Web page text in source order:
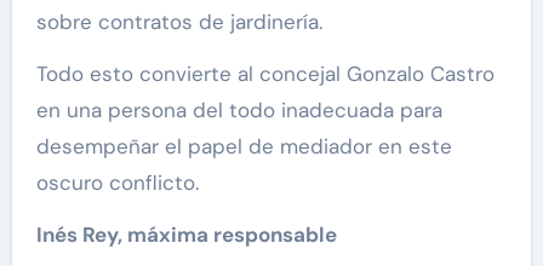
sobre contratos de jardinería.
Todo esto convierte al concejal Gonzalo Castro
en una persona del todo inadecuada para
desempeñar el papel de mediador en este
oscuro conflicto.
Inés Rey, máxima responsable